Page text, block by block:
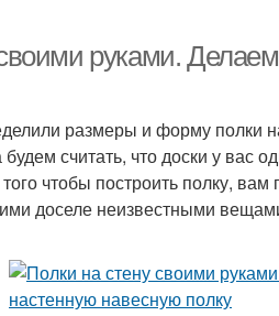
руками.
размеры и форму полки
считать, что доски у
чтобы построить полку,
доселе неизвестными